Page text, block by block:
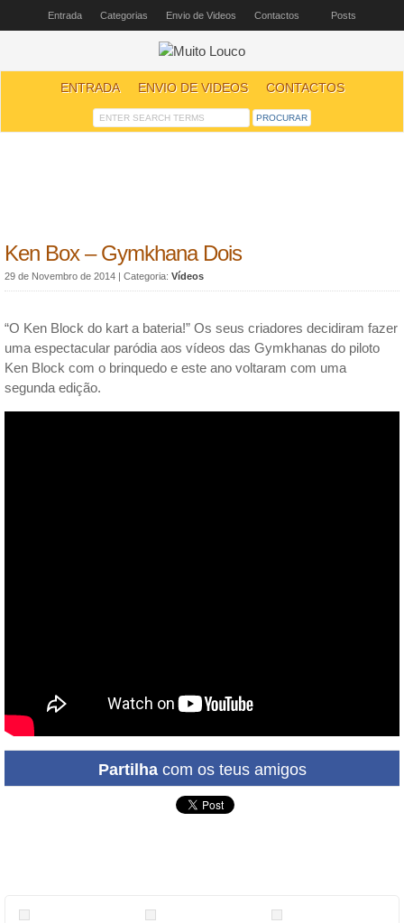
Entrada Categorias Envio de Videos Contactos Posts
ENTRADA ENVIO DE VIDEOS CONTACTOS
Ken Box – Gymkhana Dois
29 de Novembro de 2014 | Categoria: Vídeos
“O Ken Block do kart a bateria!” Os seus criadores decidiram fazer
uma espectacular paródia aos vídeos das Gymkhanas do piloto
Ken Block com o brinquedo e este ano voltaram com uma
segunda edição.
Partilhacom os teus amigos